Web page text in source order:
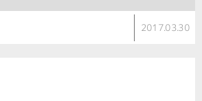
2017.03.30